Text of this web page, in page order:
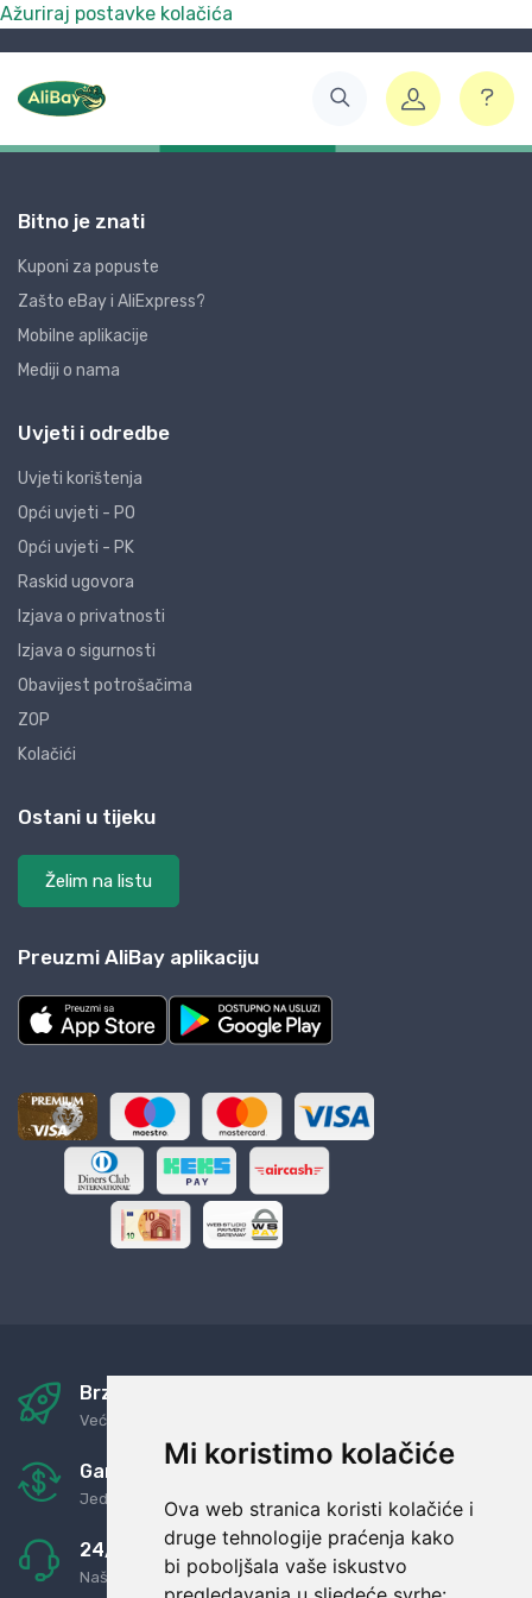
Mi koristimo kolačiće
Ova web stranica koristi kolačiće i
druge tehnologije praćenja kako
bi poboljšala vaše iskustvo
Ažuriraj postavke kolačića
Bitno je znati
Kuponi za popuste
Zašto eBay i AliExpress?
Mobilne aplikacije
Mediji o nama
Uvjeti i odredbe
Uvjeti korištenja
Opći uvjeti - PO
Opći uvjeti - PK
Raskid ugovora
Izjava o privatnosti
Izjava o sigurnosti
Obavijest potrošačima
ZOP
Kolačići
Ostani u tijeku
Želim na listu
Preuzmi AliBay aplikaciju
Brza i sigurna dostava
Već za nekoliko dana kod vas
Garancija u povrat novaca
Jednostavno pravilo: Roba za novac
24/7 odlična podrška
Naši agenti uvijek na raspolaganju